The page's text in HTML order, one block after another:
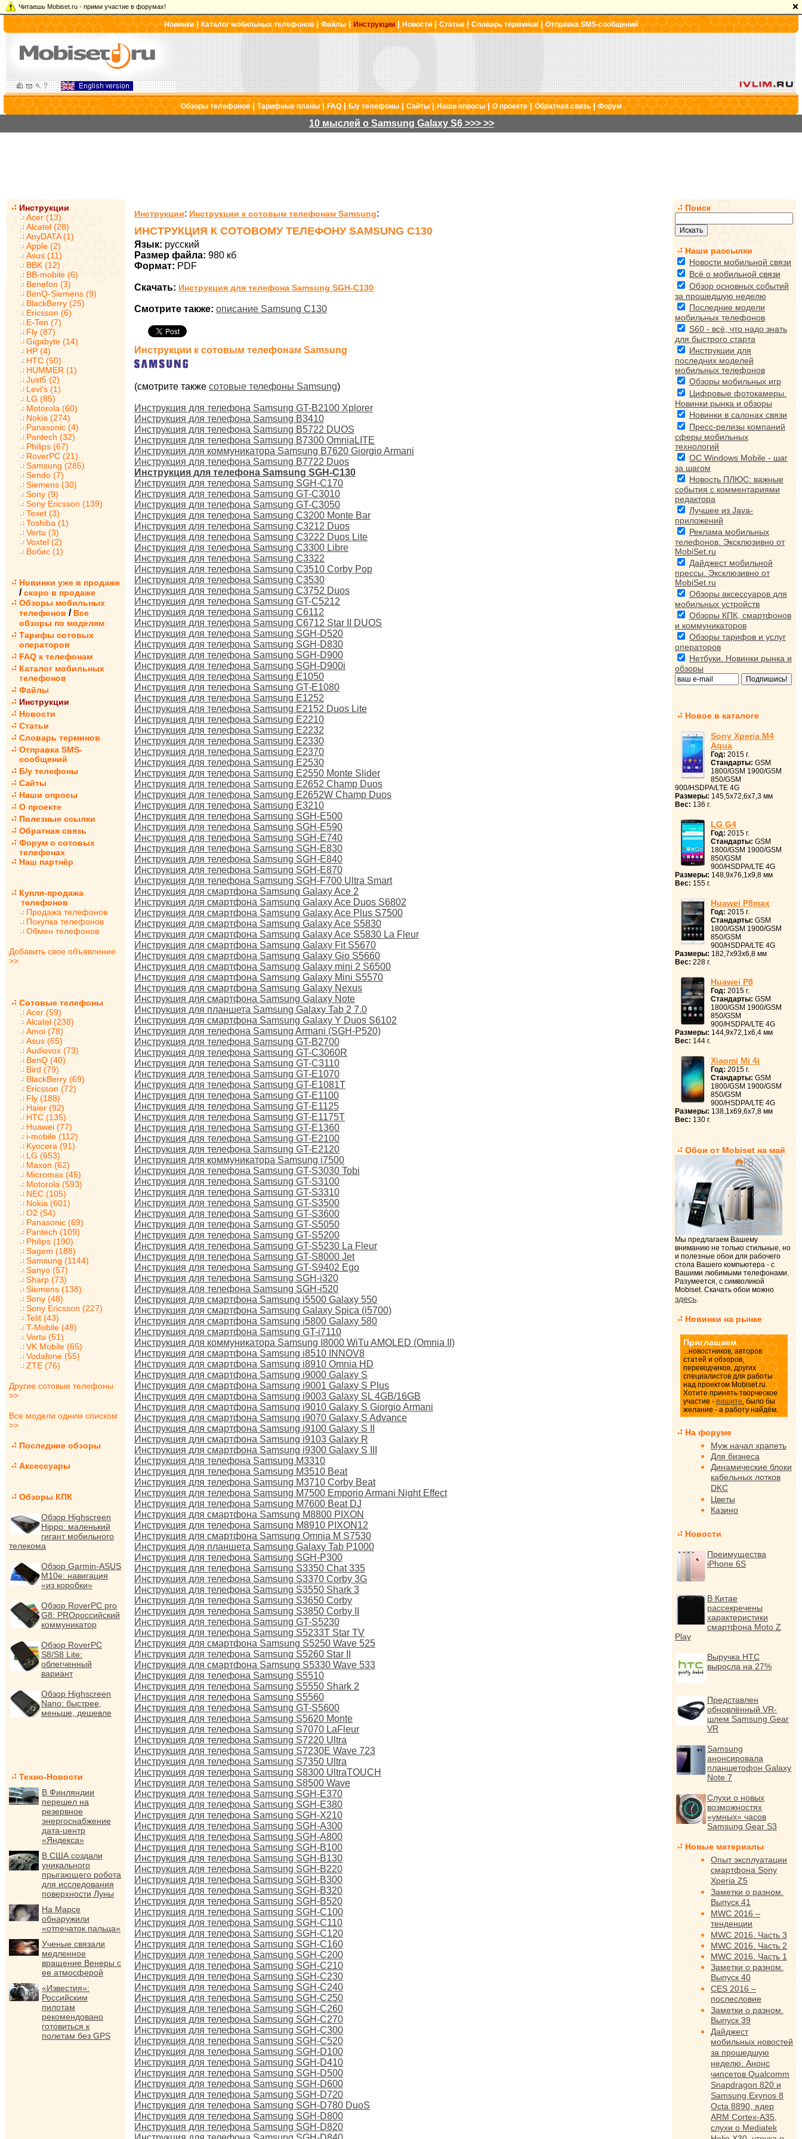
Читаешь Mobiset.ru - прими участие в форумах!
Новинки|Каталог мобильных телефонов|Файлы|Инструкции| Новости|Статьи|Словарь терминов|Отправка SMS-сообщений
Обзоры телефонов|Тарифные планы|FAQ|Б/у телефоны| Сайты|Наши опросы|О проекте|Обратная связь|Форум
10 мыслей о Samsung Galaxy S6 >>> >>
Инструкции
Acer (13)
Alcatel (28)
AnyDATA (1)
Apple (2)
Asus (11)
BBK (12)
BB-mobile (6)
Benefon (3)
BenQ-Siemens (9)
BlackBerry (25)
Ericsson (6)
E-Ten (7)
Fly (87)
Gigabyte (14)
HP (4)
HTC (50)
HUMMER (1)
Just5 (2)
Levi's (1)
LG (85)
Motorola (60)
Nokia (274)
Panasonic (4)
Pantech (32)
Philips (67)
RoverPC (21)
Samsung (285)
Sendo (7)
Siemens (30)
Sony (9)
Sony Ericsson (139)
Texet (3)
Toshiba (1)
Vertu (3)
Voxtel (2)
Вобис (1)
Новинки уже в продаже
/ скоро в продаже
Обзоры мобильных
телефонов / Все
обзоры по моделям
Тарифы сотовых
операторов
FAQ к телефонам
Каталог мобильных
телефонов
Файлы
Инструкции
Новости
Статьи
Словарь терминов
Отправка SMS-
сообщений
Б/у телефоны
Сайты
Наши опросы
О проекте
Полезные ссылки
Обратная связь
Форум о сотовых
телефонах
Наш партнёр
Купля-продажа
телефонов
Продажа телефонов
Покупка телефонов
Обмен телефонов
Добавить свое объявление
>>
Сотовые телефоны
Acer (59)
Alcatel (238)
Amoi (78)
Asus (65)
Audiovox (73)
BenQ (40)
Bird (79)
BlackBerry (69)
Ericsson (72)
Fly (188)
Haier (92)
HTC (135)
Huawei (77)
i-mobile (112)
Kyocera (91)
LG (653)
Maxon (62)
Micromax (45)
Motorola (593)
NEC (105)
Nokia (601)
O2 (54)
Panasonic (69)
Pantech (109)
Philips (190)
Sagem (188)
Samsung (1144)
Sanyo (57)
Sharp (73)
Siemens (138)
Sony (48)
Sony Ericsson (227)
Telit (43)
T-Mobile (48)
Vertu (51)
VK Mobile (65)
Vodafone (55)
ZTE (76)
Другие сотовые телефоны
>>
Все модели одним списком
>>
Последние обзоры
Аксессуары
Обзоры КПК
Обзор Highscreen
Hippo: маленький
гигант мобильного
телекома
Обзор Garmin-ASUS
M10e: навигация
«из коробки»
Обзор RoverPC pro
G8: PROроссийский
коммуникатор
Обзор RoverPC
S8/S8 Lite:
облегченный
вариант
Обзор Highscreen
Nano: быстрее,
меньше, дешевле
Техно-Новости
В Финляндии
перешел на
резервное
энергоснабжение
дата-центр
«Яндекса»
В США создали
уникального
прыгающего робота
для исследования
поверхности Луны
На Марсе
обнаружили
«отпечаток пальца»
Ученые связали
медленное
вращение Венеры с
ее атмосферой
«Известия»:
Российским
пилотам
рекомендовано
готовиться к
полетам без GPS
Инструкции: Инструкции к сотовым телефонам Samsung:
ИНСТРУКЦИЯ К СОТОВОМУ ТЕЛЕФОНУ SAMSUNG C130
Язык: русский
Размер файла: 980 кб
Формат: PDF
Скачать: Инструкция для телефона Samsung SGH-C130
Смотрите также: описание Samsung C130
Инструкции к сотовым телефонам Samsung
(смотрите также сотовые телефоны Samsung)
Инструкция для телефона Samsung GT-B2100 Xplorer
Инструкция для телефона Samsung B3410
Инструкция для телефона Samsung B5722 DUOS
Инструкция для телефона Samsung B7300 OmniaLITE
Инструкция для коммуникатора Samsung B7620 Giorgio Armani
Инструкция для телефона Samsung B7722 Duos
Инструкция для телефона Samsung SGH-C130
Инструкция для телефона Samsung SGH-C170
Инструкция для телефона Samsung GT-C3010
Инструкция для телефона Samsung GT-C3050
Инструкция для телефона Samsung C3200 Monte Bar
Инструкция для телефона Samsung C3212 Duos
Инструкция для телефона Samsung C3222 Duos Lite
Инструкция для телефона Samsung C3300 Libre
Инструкция для телефона Samsung C3322
Инструкция для телефона Samsung C3510 Corby Pop
Инструкция для телефона Samsung C3530
Инструкция для телефона Samsung C3752 Duos
Инструкция для телефона Samsung GT-C5212
Инструкция для телефона Samsung C6112
Инструкция для телефона Samsung C6712 Star II DUOS
Инструкция для телефона Samsung SGH-D520
Инструкция для телефона Samsung SGH-D830
Инструкция для телефона Samsung SGH-D900
Инструкция для телефона Samsung SGH-D900i
Инструкция для телефона Samsung E1050
Инструкция для телефона Samsung GT-E1080
Инструкция для телефона Samsung E1252
Инструкция для телефона Samsung E2152 Duos Lite
Инструкция для телефона Samsung E2210
Инструкция для телефона Samsung E2232
Инструкция для телефона Samsung E2330
Инструкция для телефона Samsung E2370
Инструкция для телефона Samsung E2530
Инструкция для телефона Samsung E2550 Monte Slider
Инструкция для телефона Samsung E2652 Champ Duos
Инструкция для телефона Samsung E2652W Champ Duos
Инструкция для телефона Samsung E3210
Инструкция для телефона Samsung SGH-E500
Инструкция для телефона Samsung SGH-E590
Инструкция для телефона Samsung SGH-E740
Инструкция для телефона Samsung SGH-E830
Инструкция для телефона Samsung SGH-E840
Инструкция для телефона Samsung SGH-E870
Инструкция для телефона Samsung SGH-F700 Ultra Smart
Инструкция для смартфона Samsung Galaxy Ace 2
Инструкция для смартфона Samsung Galaxy Ace Duos S6802
Инструкция для смартфона Samsung Galaxy Ace Plus S7500
Инструкция для смартфона Samsung Galaxy Ace S5830
Инструкция для смартфона Samsung Galaxy Ace S5830 La Fleur
Инструкция для смартфона Samsung Galaxy Fit S5670
Инструкция для смартфона Samsung Galaxy Gio S5660
Инструкция для смартфона Samsung Galaxy mini 2 S6500
Инструкция для смартфона Samsung Galaxy Mini S5570
Инструкция для смартфона Samsung Galaxy Nexus
Инструкция для смартфона Samsung Galaxy Note
Инструкция для планшета Samsung Galaxy Tab 2 7.0
Инструкция для смартфона Samsung Galaxy Y Duos S6102
Инструкция для телефона Samsung Armani (SGH-P520)
Инструкция для телефона Samsung GT-B2700
Инструкция для телефона Samsung GT-C3060R
Инструкция для телефона Samsung GT-C3110
Инструкция для телефона Samsung GT-E1070
Инструкция для телефона Samsung GT-E1081T
Инструкция для телефона Samsung GT-E1100
Инструкция для телефона Samsung GT-E1125
Инструкция для телефона Samsung GT-E1175T
Инструкция для телефона Samsung GT-E1360
Инструкция для телефона Samsung GT-E2100
Инструкция для телефона Samsung GT-E2120
Инструкция для коммуникатора Samsung i7500
Инструкция для телефона Samsung GT-S3030 Tobi
Инструкция для телефона Samsung GT-S3100
Инструкция для телефона Samsung GT-S3310
Инструкция для телефона Samsung GT-S3500
Инструкция для телефона Samsung GT-S3600
Инструкция для телефона Samsung GT-S5050
Инструкция для телефона Samsung GT-S5200
Инструкция для телефона Samsung GT-S5230 La Fleur
Инструкция для телефона Samsung GT-S8000 Jet
Инструкция для телефона Samsung GT-S9402 Ego
Инструкция для телефона Samsung SGH-i320
Инструкция для телефона Samsung SGH-i520
Инструкция для смартфона Samsung i5500 Galaxy 550
Инструкция для смартфона Samsung Galaxy Spica (i5700)
Инструкция для смартфона Samsung i5800 Galaxy 580
Инструкция для смартфона Samsung GT-i7110
Инструкция для коммуникатора Samsung I8000 WiTu AMOLED (Omnia II)
Инструкция для смартфона Samsung i8510 INNOV8
Инструкция для смартфона Samsung i8910 Omnia HD
Инструкция для смартфона Samsung i9000 Galaxy S
Инструкция для смартфона Samsung i9001 Galaxy S Plus
Инструкция для смартфона Samsung i9003 Galaxy SL 4GB/16GB
Инструкция для смартфона Samsung i9010 Galaxy S Giorgio Armani
Инструкция для смартфона Samsung i9070 Galaxy S Advance
Инструкция для смартфона Samsung i9100 Galaxy S II
Инструкция для смартфона Samsung i9103 Galaxy R
Инструкция для смартфона Samsung i9300 Galaxy S III
Инструкция для телефона Samsung M3310
Инструкция для телефона Samsung M3510 Beat
Инструкция для телефона Samsung M3710 Corby Beat
Инструкция для телефона Samsung M7500 Emporio Armani Night Effect
Инструкция для телефона Samsung M7600 Beat DJ
Инструкция для смартфона Samsung M8800 PIXON
Инструкция для телефона Samsung M8910 PIXON12
Инструкция для смартфона Samsung Omnia M S7530
Инструкция для планшета Samsung Galaxy Tab P1000
Инструкция для телефона Samsung SGH-P300
Инструкция для телефона Samsung S3350 Chat 335
Инструкция для телефона Samsung S3370 Corby 3G
Инструкция для телефона Samsung S3550 Shark 3
Инструкция для телефона Samsung S3650 Corby
Инструкция для телефона Samsung S3850 Corby II
Инструкция для телефона Samsung GT-S5230
Инструкция для телефона Samsung S5233T Star TV
Инструкция для смартфона Samsung S5250 Wave 525
Инструкция для телефона Samsung S5260 Star II
Инструкция для смартфона Samsung S5330 Wave 533
Инструкция для телефона Samsung S5510
Инструкция для телефона Samsung S5550 Shark 2
Инструкция для телефона Samsung S5560
Инструкция для телефона Samsung GT-S5600
Инструкция для телефона Samsung S5620 Monte
Инструкция для телефона Samsung S7070 LaFleur
Инструкция для телефона Samsung S7220 Ultra
Инструкция для телефона Samsung S7230E Wave 723
Инструкция для телефона Samsung S7350 Ultra
Инструкция для телефона Samsung S8300 UltraTOUCH
Инструкция для телефона Samsung S8500 Wave
Инструкция для телефона Samsung SGH-E370
Инструкция для телефона Samsung SGH-E380
Инструкция для телефона Samsung SGH-X210
Инструкция для телефона Samsung SGH-A300
Инструкция для телефона Samsung SGH-A800
Инструкция для телефона Samsung SGH-B100
Инструкция для телефона Samsung SGH-B130
Инструкция для телефона Samsung SGH-B220
Инструкция для телефона Samsung SGH-B300
Инструкция для телефона Samsung SGH-B320
Инструкция для телефона Samsung SGH-B520
Инструкция для телефона Samsung SGH-С100
Инструкция для телефона Samsung SGH-C110
Инструкция для телефона Samsung SGH-C120
Инструкция для телефона Samsung SGH-C160
Инструкция для телефона Samsung SGH-С200
Инструкция для телефона Samsung SGH-С210
Инструкция для телефона Samsung SGH-C230
Инструкция для телефона Samsung SGH-C240
Инструкция для телефона Samsung SGH-C250
Инструкция для телефона Samsung SGH-C260
Инструкция для телефона Samsung SGH-C270
Инструкция для телефона Samsung SGH-C300
Инструкция для телефона Samsung SGH-C520
Инструкция для телефона Samsung SGH-D100
Инструкция для телефона Samsung SGH-D410
Инструкция для телефона Samsung SGH-D500
Инструкция для телефона Samsung SGH-D600
Инструкция для телефона Samsung SGH-D720
Инструкция для телефона Samsung SGH-D780 DuoS
Инструкция для телефона Samsung SGH-D800
Инструкция для телефона Samsung SGH-D820
Поиск
Наши рассылки
Новости мобильной связи
Всё о мобильной связи
Обзор основных событий
за прошедшую неделю
Последние модели
мобильных телефонов
S60 - всё, что надо знать
для быстрого старта
Инструкции для
последних моделей
мобильных телефонов
Обзоры мобильных игр
Цифровые фотокамеры.
Новинки рынка и обзоры
Новинки в салонах связи
Пресс-релизы компаний
сферы мобильных
технологий
ОС Windows Mobile - шаг
за шагом
Новость ПЛЮС: важные
события с комментариями
редактора
Лучшее из Java-
приложений
Реклама мобильных
телефонов. Эксклюзивно от
MobiSet.ru
Дайджест мобильной
прессы. Эксклюзивно от
MobiSet.ru
Обзоры аксессуаров для
мобильных устройств
Обзоры КПК, смартфонов
и коммуникаторов
Обзоры тарифов и услуг
операторов
Нетбуки. Новинки рынка и
обзоры
Новое в каталоге
Sony Xperia M4
Aqua
Год: 2015 г.
Стандарты: GSM
1800/GSM 1900/GSM
850/GSM
900/HSDPA/LTE 4G
Размеры: 145,5x72,6x7,3 мм
Вес: 136 г.
LG G4
Год: 2015 г.
Стандарты: GSM
1800/GSM 1900/GSM
850/GSM
900/HSDPA/LTE 4G
Размеры: 148,9x76,1x9,8 мм
Вес: 155 г.
Huawei P8max
Год: 2015 г.
Стандарты: GSM
1800/GSM 1900/GSM
850/GSM
900/HSDPA/LTE 4G
Размеры: 182,7x93x6,8 мм
Вес: 228 г.
Huawei P8
Год: 2015 г.
Стандарты: GSM
1800/GSM 1900/GSM
850/GSM
900/HSDPA/LTE 4G
Размеры: 144,9x72,1x6,4 мм
Вес: 144 г.
Xiaomi Mi 4i
Год: 2015 г.
Стандарты: GSM
1800/GSM 1900/GSM
850/GSM
900/HSDPA/LTE 4G
Размеры: 138,1x69,6x7,8 мм
Вес: 130 г.
Обои от Mobiset на май
Мы предлагаем Вашему
вниманию не только стильные, но
и полезные обои для рабочего
стола Вашего компьютера - с
Вашими любимыми телефонами.
Разумеется, с символикой
Mobiset. Скачать обои можно
здесь.
Новинки на рынке
Приглашаем
...новостников, авторов
статей и обзоров,
переводчиков, других
специалистов для работы
над проектом Mobiset.ru.
Хотите принять творческое
участие - пишите, было бы
желание - а работу найдём.
На форуме
Муж начал храпеть
Для бизнеса
Динамические блоки
кабельных лотков
DKC
Цветы
Казино
Новости
Преимущества
iPhone 6S
В Китае
рассекречены
характеристики
смартфона Moto Z
Play
Выручка HTC
выросла на 27%
Представлен
обновлённый VR-
шлем Samsung Gear
VR
Samsung
анонсировала
планшетофон Galaxy
Note 7
Слухи о новых
возможностях
«умных» часов
Samsung Gear S3
Новые материалы
Опыт эксплуатации
смартфона Sony
Xperia Z5
Заметки о разном.
Выпуск 41
MWC 2016 –
тенденции
MWC 2016. Часть 3
MWC 2016. Часть 2
MWC 2016. Часть 1
Заметки о разном.
Выпуск 40
CES 2016 –
послесловие
Заметки о разном.
Выпуск 39
Дайджест
мобильных новостей
за прошедшую
неделю. Анонс
чипсетов Qualcomm
Snapdragon 820 и
Samsung Exynos 8
Octa 8890, ядер
ARM Cortex-A35,
слухи о Mediatek